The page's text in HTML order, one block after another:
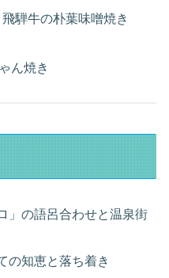
騨牛の朴葉味噌焼き
ん焼き
」の語呂合わせと温泉街
の知恵と落ち着き